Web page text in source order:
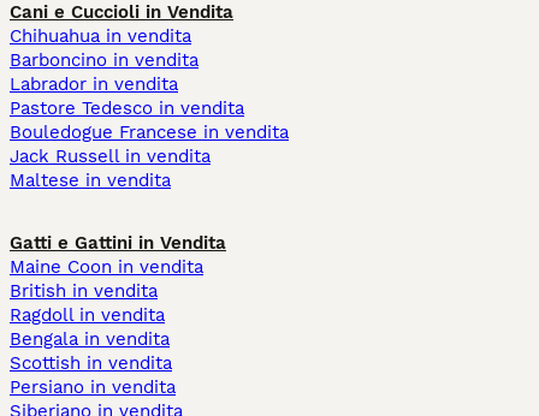
Cani e Cuccioli in Vendita
Chihuahua in vendita
Barboncino in vendita
Labrador in vendita
Pastore Tedesco in vendita
Bouledogue Francese in vendita
Jack Russell in vendita
Maltese in vendita
Gatti e Gattini in Vendita
Maine Coon in vendita
British in vendita
Ragdoll in vendita
Bengala in vendita
Scottish in vendita
Persiano in vendita